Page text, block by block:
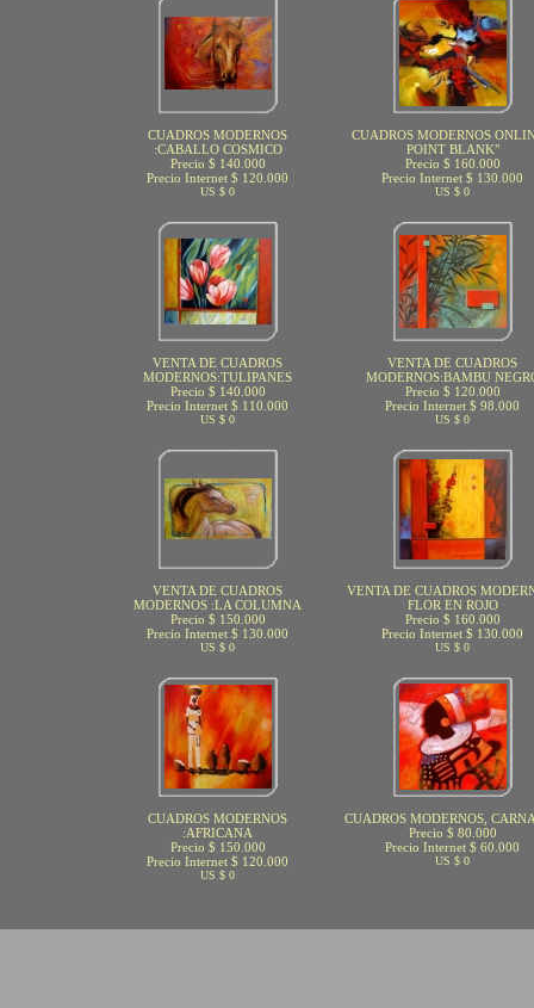
CUADROS MODERNOS
:CABALLO COSMICO
Precio $ 140.000
Precio Internet $ 120.000
US $ 0
CUADROS MODERNOS
POINT BLANK"
Precio $ 160.000
Precio Internet $ 130.000
US $ 0
VENTA DE CUADROS
MODERNOS:TULIPANES
Precio $ 140.000
Precio Internet $ 110.000
US $ 0
VENTA DE CUADROS
MODERNOS:BAMBU
Precio $ 120.000
Precio Internet $ 98.000
US $ 0
VENTA DE CUADROS
MODERNOS :LA COLUMNA
Precio $ 150.000
Precio Internet $ 130.000
US $ 0
VENTA DE CUADROS
FLOR EN ROJO
Precio $ 160.000
Precio Internet $ 130.000
US $ 0
CUADROS MODERNOS
:AFRICANA
Precio $ 150.000
Precio Internet $ 120.000
US $ 0
CUADROS MODERNOS,
Precio $ 80.000
Precio Internet $ 60.000
US $ 0